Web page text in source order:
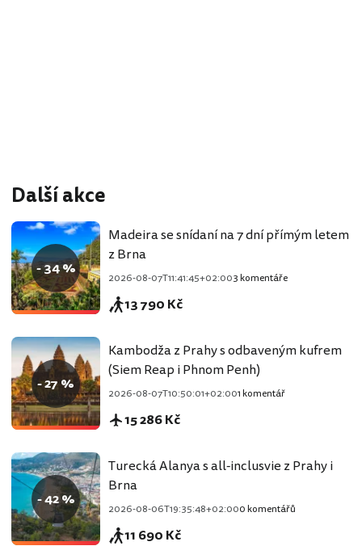
Další akce
- 34 %
Madeira se snídaní na 7 dní přímým letem
z Brna
2026-08-07T11:41:45+02:003 komentáře
13 790 Kč
- 27 %
Kambodža z Prahy s odbaveným kufrem
(Siem Reap i Phnom Penh)
2026-08-07T10:50:01+02:001 komentář
15 286 Kč
- 42 %
Turecká Alanya s all-inclusvie z Prahy i
Brna
2026-08-06T19:35:48+02:000 komentářů
11 690 Kč